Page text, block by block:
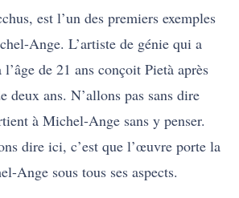
est l’un des premiers exemples
Ange. L’artiste de génie qui a
de 21 ans conçoit Pietà après
deux ans. N’allons pas sans dire
à Michel-Ange sans y penser.
dire ici, c’est que l’œuvre porte la
Ange sous tous ses aspects.